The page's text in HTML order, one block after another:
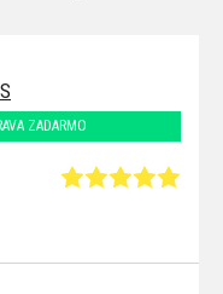
ZADARMO